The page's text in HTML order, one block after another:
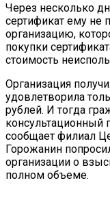
Через несколько
сертификат ему не
организацию,
покупки
стоимость
Организация
удовлетворила
рублей. И тогда
консультационный
сообщает филиал
Горожанин
организации о
полном объеме.